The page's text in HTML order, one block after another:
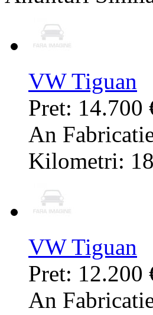
VW Tiguan
Pret: 14.700
An
Kilometri:
VW Tiguan
Pret: 12.200
An